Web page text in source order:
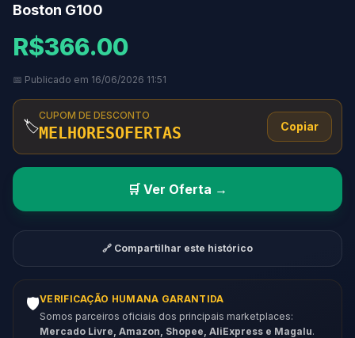
Boston G100
R$366.00
📅 Publicado em 16/06/2026 11:51
🏷️
CUPOM DE DESCONTO
MELHORESOFERTAS Copiar
🛒 Ver Oferta →
🔗 Compartilhar este histórico
🛡️VERIFICAÇÃO HUMANA GARANTIDA
Somos parceiros oficiais dos principais marketplaces:
Mercado Livre, Amazon, Shopee, AliExpress e Magalu.